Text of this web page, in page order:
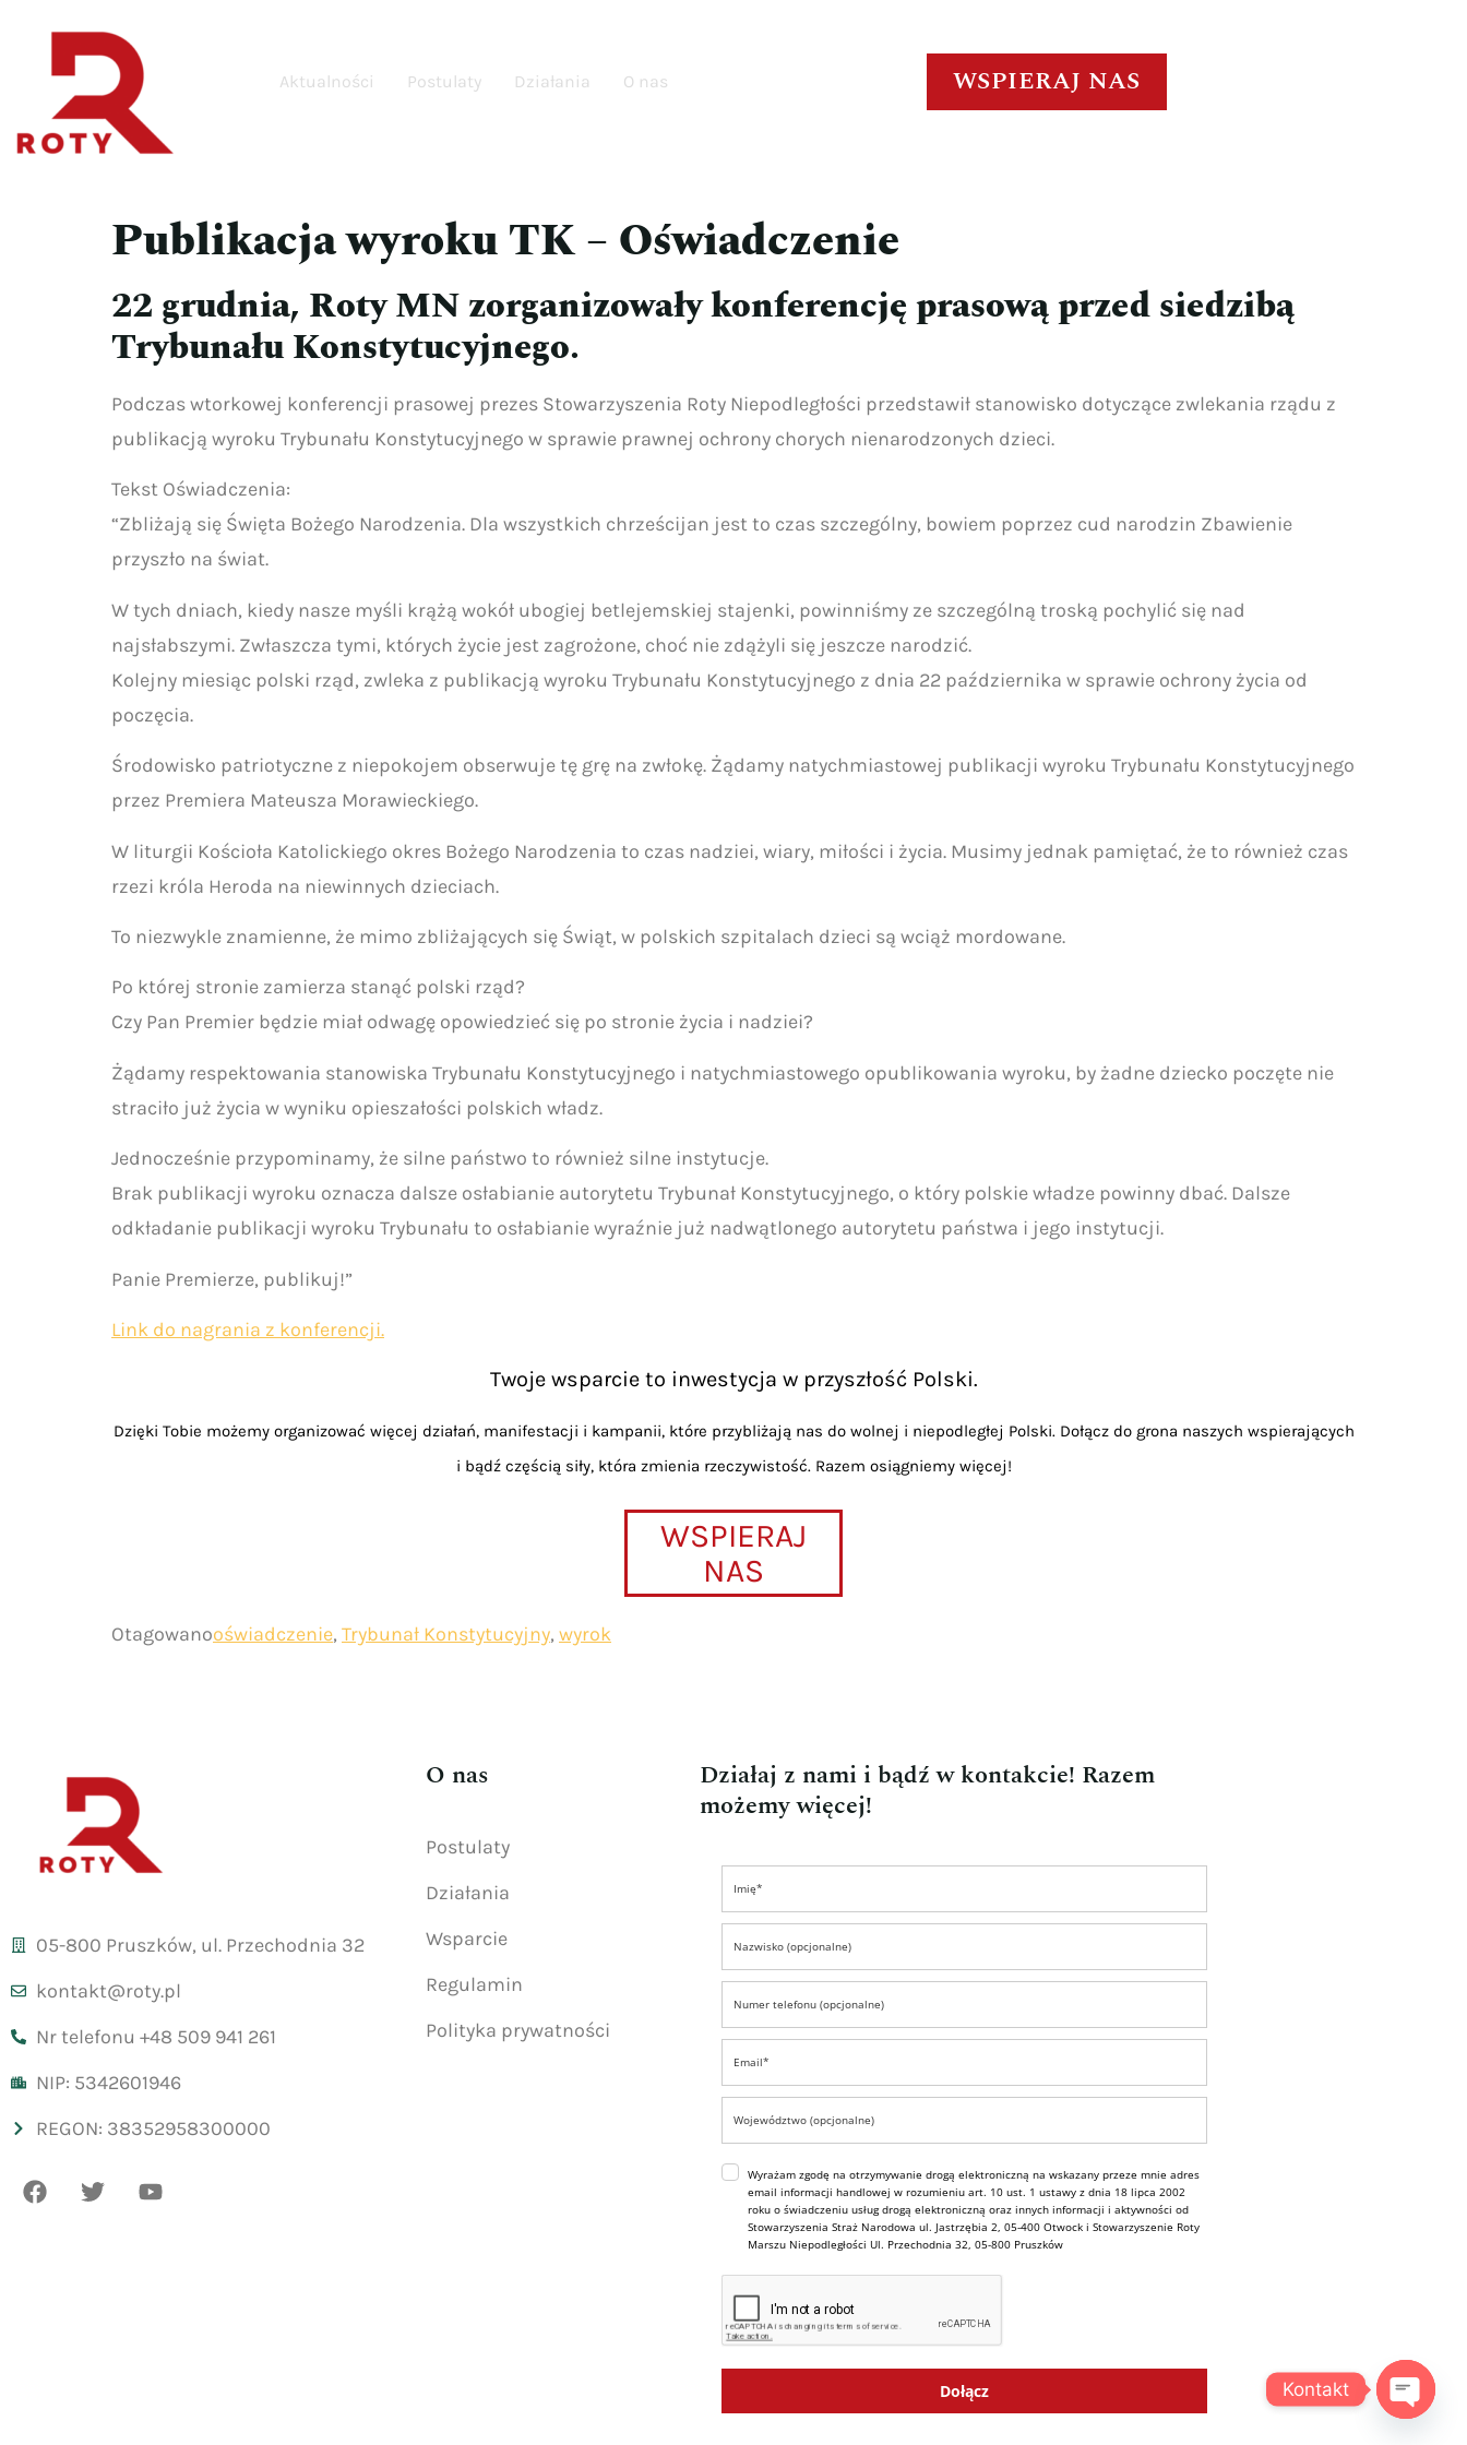
Aktualności Postulaty Działania O nas WSPIERAJ NAS
Publikacja wyroku TK – Oświadczenie
22 grudnia, Roty MN zorganizowały konferencję prasową przed siedzibą
Trybunału Konstytucyjnego.
Podczas wtorkowej konferencji prasowej prezes Stowarzyszenia Roty Niepodległości przedstawił stanowisko dotyczące zwlekania rządu z
publikacją wyroku Trybunału Konstytucyjnego w sprawie prawnej ochrony chorych nienarodzonych dzieci.
Tekst Oświadczenia:
“Zbliżają się Święta Bożego Narodzenia. Dla wszystkich chrześcijan jest to czas szczególny, bowiem poprzez cud narodzin Zbawienie
przyszło na świat.
W tych dniach, kiedy nasze myśli krążą wokół ubogiej betlejemskiej stajenki, powinniśmy ze szczególną troską pochylić się nad
najsłabszymi. Zwłaszcza tymi, których życie jest zagrożone, choć nie zdążyli się jeszcze narodzić.
Kolejny miesiąc polski rząd, zwleka z publikacją wyroku Trybunału Konstytucyjnego z dnia 22 października w sprawie ochrony życia od
poczęcia.
Środowisko patriotyczne z niepokojem obserwuje tę grę na zwłokę. Żądamy natychmiastowej publikacji wyroku Trybunału Konstytucyjnego
przez Premiera Mateusza Morawieckiego.
W liturgii Kościoła Katolickiego okres Bożego Narodzenia to czas nadziei, wiary, miłości i życia. Musimy jednak pamiętać, że to również czas
rzezi króla Heroda na niewinnych dzieciach.
To niezwykle znamienne, że mimo zbliżających się Świąt, w polskich szpitalach dzieci są wciąż mordowane.
Po której stronie zamierza stanąć polski rząd?
Czy Pan Premier będzie miał odwagę opowiedzieć się po stronie życia i nadziei?
Żądamy respektowania stanowiska Trybunału Konstytucyjnego i natychmiastowego opublikowania wyroku, by żadne dziecko poczęte nie
straciło już życia w wyniku opieszałości polskich władz.
Jednocześnie przypominamy, że silne państwo to również silne instytucje.
Brak publikacji wyroku oznacza dalsze osłabianie autorytetu Trybunał Konstytucyjnego, o który polskie władze powinny dbać. Dalsze
odkładanie publikacji wyroku Trybunału to osłabianie wyraźnie już nadwątlonego autorytetu państwa i jego instytucji.
Panie Premierze, publikuj!”
Link do nagrania z konferencji.
Twoje wsparcie to inwestycja w przyszłość Polski.
Dzięki Tobie możemy organizować więcej działań, manifestacji i kampanii, które przybliżają nas do wolnej i niepodległej Polski. Dołącz do grona naszych wspierających
i bądź częścią siły, która zmienia rzeczywistość. Razem osiągniemy więcej!
WSPIERAJ
NAS
Otagowanooświadczenie, Trybunał Konstytucyjny, wyrok
05-800 Pruszków, ul. Przechodnia 32
kontakt@roty.pl
Nr telefonu +48 509 941 261
NIP: 5342601946
REGON: 38352958300000
O nas
Postulaty
Działania
Wsparcie
Regulamin
Polityka prywatności
Działaj z nami i bądź w kontakcie! Razem
możemy więcej!
Wyrażam zgodę na otrzymywanie drogą elektroniczną na wskazany przeze mnie adres
email informacji handlowej w rozumieniu art. 10 ust. 1 ustawy z dnia 18 lipca 2002
roku o świadczeniu usług drogą elektroniczną oraz innych informacji i aktywności od
Stowarzyszenia Straż Narodowa ul. Jastrzębia 2, 05-400 Otwock i Stowarzyszenie Roty
Marszu Niepodległości Ul. Przechodnia 32, 05-800 Pruszków
Dołącz Kontakt